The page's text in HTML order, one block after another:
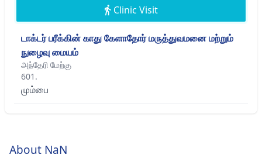
Clinic Visit
டாக்டர் பரீக்கின் காது கேளாதோர் மருத்துவமனை மற்றும்
நுழைவு மையம்
அந்தேரி மேற்கு
601.
மும்பை
About NaN